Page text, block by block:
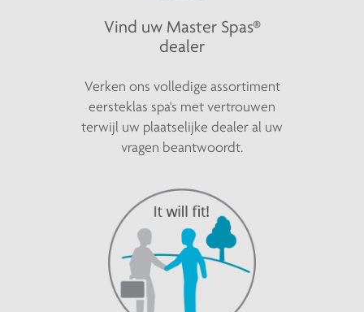
Vind uw Master Spas®
dealer
Verken ons volledige assortiment
eersteklas spa's met vertrouwen
terwijl uw plaatselijke dealer al uw
vragen beantwoordt.